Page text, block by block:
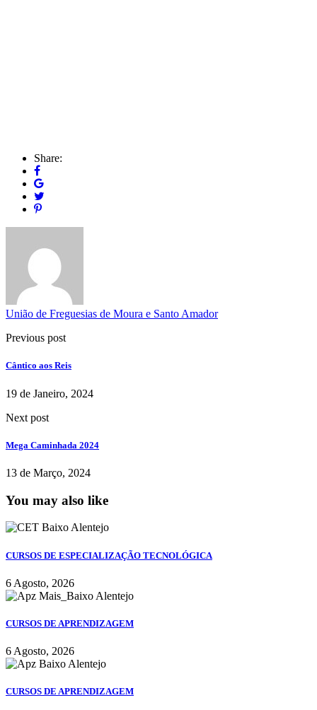
Share:
União de Freguesias de Moura e Santo Amador
Previous post
Cântico aos Reis
19 de Janeiro, 2024
Next post
Mega Caminhada 2024
13 de Março, 2024
You may also like
CURSOS DE ESPECIALIZAÇÃO TECNOLÓGICA
6 Agosto, 2026
CURSOS DE APRENDIZAGEM
6 Agosto, 2026
CURSOS DE APRENDIZAGEM